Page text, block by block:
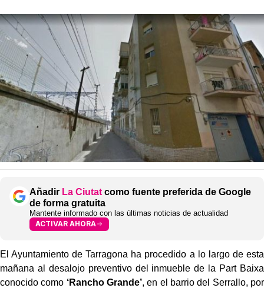
Añadir La Ciutat como fuente preferida de Google
de forma gratuita
Mantente informado con las últimas noticias de actualidad
ACTIVAR AHORA
El Ayuntamiento de Tarragona ha procedido a lo largo de esta
mañana al desalojo preventivo del inmueble de la Part Baixa
conocido como ‘Rancho Grande’, en el barrio del Serrallo, por